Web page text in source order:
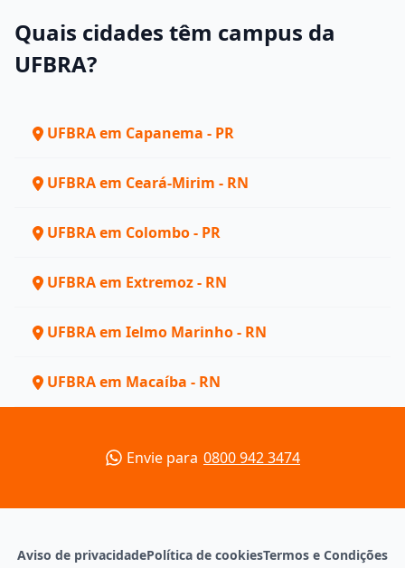
Quais cidades têm campus da
UFBRA?
UFBRA em Capanema - PR
UFBRA em Ceará-Mirim - RN
UFBRA em Colombo - PR
UFBRA em Extremoz - RN
UFBRA em Ielmo Marinho - RN
UFBRA em Macaíba - RN
Envie para 0800 942 3474
Aviso de privacidadePolítica de cookiesTermos e Condições